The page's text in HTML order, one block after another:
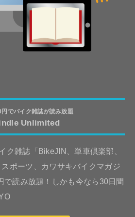
円でバイク雑誌が読み放題
Unlimited
ク雑誌「BikeJIN、単車倶楽部、
ポーツ、カワサキバイクマガジ
で読み放題！しかも今なら30日間